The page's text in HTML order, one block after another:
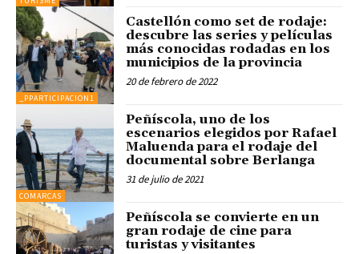
_PPARTICIPACION1
Castellón como set de rodaje:
descubre las series y películas
más conocidas rodadas en los
municipios de la provincia
20 de febrero de 2022
COMARCAS
Peñíscola, uno de los
escenarios elegidos por Rafael
Maluenda para el rodaje del
documental sobre Berlanga
31 de julio de 2021
Peñíscola se convierte en un
gran rodaje de cine para
turistas y visitantes